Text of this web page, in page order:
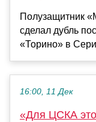
Полузащитник
сделал дубль
«Торино» в
16:00, 11 Дек
«Для ЦСКА это